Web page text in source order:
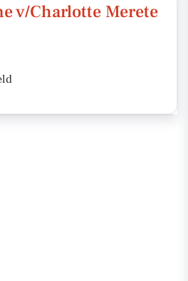
v/Charlotte Merete